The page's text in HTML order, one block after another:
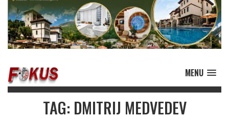
MENU
TAG: DMITRIJ MEDVEDEV